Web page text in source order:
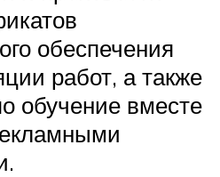
обеспечения
работ, а также
обучение вместе